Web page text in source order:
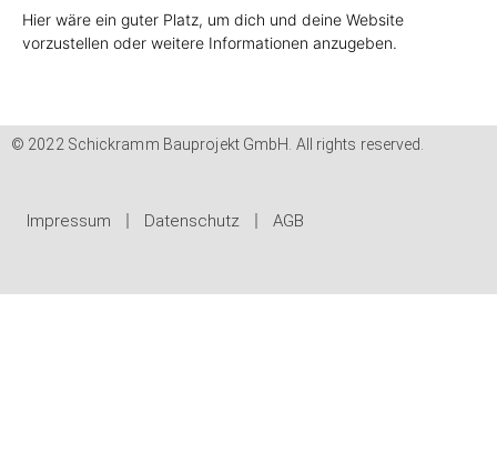
Hier wäre ein guter Platz, um dich und deine Website
vorzustellen oder weitere Informationen anzugeben.
© 2022 Schickramm Bauprojekt GmbH. All rights reserved.
Impressum Datenschutz AGB